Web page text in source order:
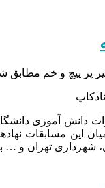
پر پیچ و خم
دانش آموزی
مسابقات
تهران و …